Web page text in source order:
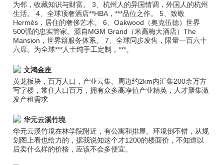
为邻，收藏知识与财富。 3、杭州人的异国情调，外国人的杭州
生活。 4、全球顶奢酒店**HBA，***品位之作。 5、致敬
Hermès，居住的奢侈艺术。 6、Oakwood（奥克伍德）世界
500强的忠实管家。源自MGM Grand（米高梅大酒店）The
Mansion，世界籍服务体系。 7、全球同步发售，限量一百六十
六席。为全球***人士纯手工定制，***。
文鸿金座
黄龙板块，百万人口，产业云集。周边约2km内汇集200余万方
写字楼，常住人口百万，拥有众多高净值产业精英，人才聚集激
发产租需求
华元云溪竹境
华元云溪竹境在林学院附近，有公寓和排屋。环境倒不错，从规
划图上看也给力的，据我说知这个才1200的楼面价，不知道以
后卖什么样的价格，应该不会多便宜。